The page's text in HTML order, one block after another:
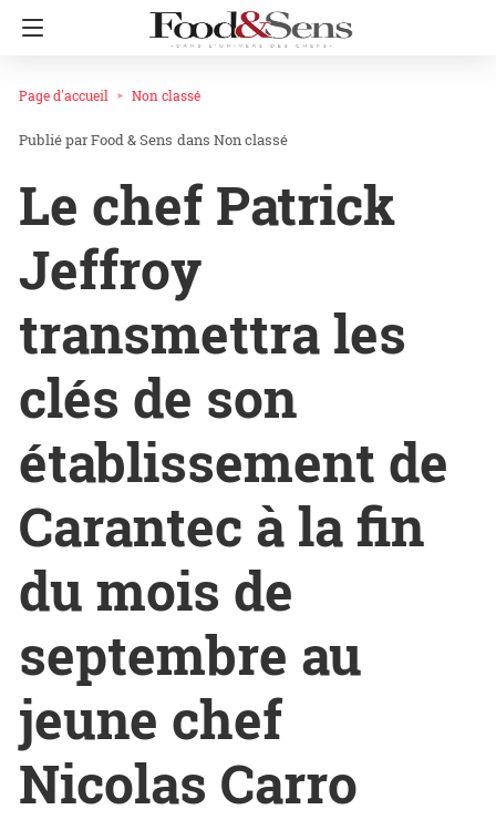
Page d'accueil Non classé
Food & Sens dans Non classé
Le chef Patrick
Jeffroy
transmettra les
clés de son
établissement de
Carantec à la fin
du mois de
septembre au
jeune chef
Nicolas Carro